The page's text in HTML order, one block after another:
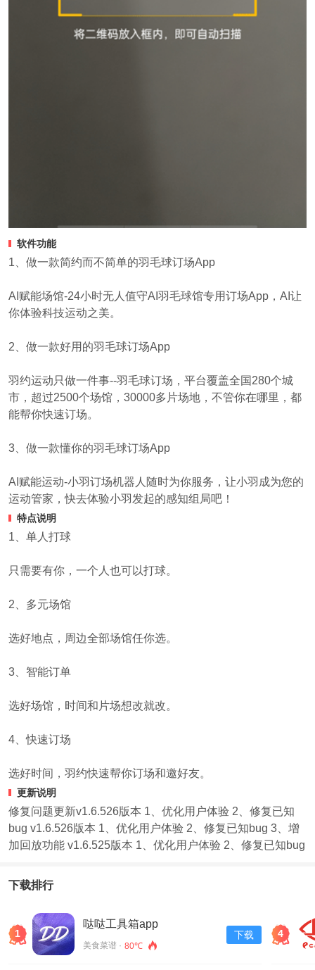
软件功能
1、做一款简约而不简单的羽毛球订场App
AI赋能场馆-24小时无人值守AI羽毛球馆专用订场App，AI让
你体验科技运动之美。
2、做一款好用的羽毛球订场App
羽约运动只做一件事--羽毛球订场，平台覆盖全国280个城
市，超过2500个场馆，30000多片场地，不管你在哪里，都
能帮你快速订场。
3、做一款懂你的羽毛球订场App
AI赋能运动-小羽订场机器人随时为你服务，让小羽成为您的
运动管家，快去体验小羽发起的感知组局吧！
特点说明
1、单人打球
只需要有你，一个人也可以打球。
2、多元场馆
选好地点，周边全部场馆任你选。
3、智能订单
选好场馆，时间和片场想改就改。
4、快速订场
选好时间，羽约快速帮你订场和邀好友。
更新说明
修复问题更新v1.6.526版本 1、优化用户体验 2、修复已知
bug v1.6.526版本 1、优化用户体验 2、修复已知bug 3、增
加回放功能 v1.6.525版本 1、优化用户体验 2、修复已知bug
下载排行
1
哒哒工具箱app
美食菜谱 · 80℃
下载 4